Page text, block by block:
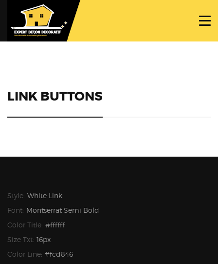
PROJETS
LINK BUTTONS
Style: White Link
Font: Montserrat Semi Bold
Color Title: #ffffff
Size Txt: 16px
Color Line: #fcd846